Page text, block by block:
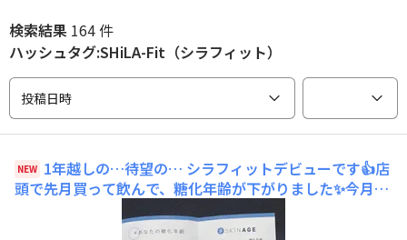
検索結果 164 件
ハッシュタグ:SHiLA-Fit（シラフィット）
投稿日時
NEW 1年越しの…待望の… シラフィットデビューです👍店
頭で先月買って飲んで、糖化年齢が下がりました✨今月定
期キャンペーンを利用して定期スタート出来ました。再度
キャンペーン企画作ってくれてありがとうございます♪